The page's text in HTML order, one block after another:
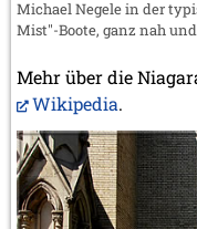
Michael Negele in der
Mist"-Boote, ganz nah
Mehr über die
Wikipedia.